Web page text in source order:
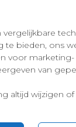
te bieden, ons
voor marketing-
van
altijd wijzigen